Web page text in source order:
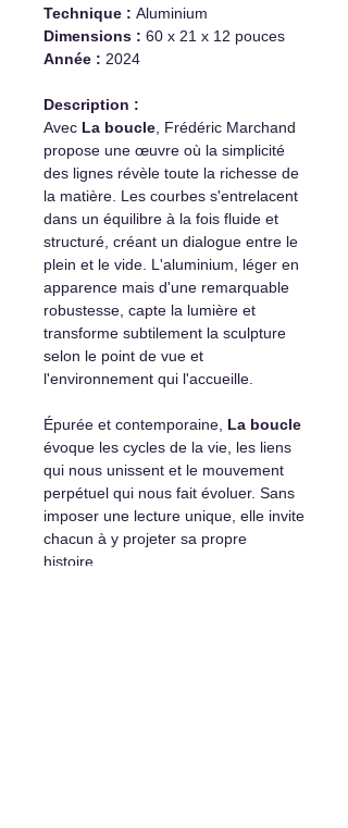
Technique : Aluminium
Dimensions : 60 x 21 x 12 pouces
Année : 2024
Description :
Avec La boucle , Frédéric Marchand
propose une œuvre où la simplicité
des lignes révèle toute la richesse de
la matière. Les courbes s'entrelacent
dans un équilibre à la fois fluide et
structuré, créant un dialogue entre le
plein et le vide. L'aluminium, léger en
apparence mais d'une remarquable
robustesse, capte la lumière et
transforme subtilement la sculpture
selon le point de vue et
l'environnement qui l'accueille.
Épurée et contemporaine, La boucle
évoque les cycles de la vie, les liens
qui nous unissent et le mouvement
perpétuel qui nous fait évoluer. Sans
imposer une lecture unique, elle invite
chacun à y projeter sa propre
histoire.